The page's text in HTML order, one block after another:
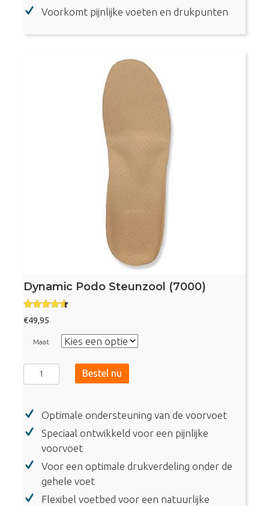
Voorkomt pijnlijke voeten en drukpunten
Dynamic Podo Steunzool (7000)
Gewaarde
erd
uit 5
€49,95
Maat
Dynamic
Podo
(7000)
aantal
Bestel nu
Optimale ondersteuning van de voorvoet
Speciaal ontwikkeld voor een pijnlijke
voorvoet
Voor een optimale drukverdeling onder de
gehele voet
Flexibel voetbed voor een natuurlijke